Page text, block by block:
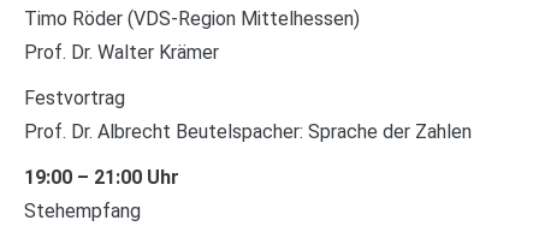
Timo Röder (VDS-Region Mittelhessen)
Prof. Dr. Walter Krämer
Festvortrag
Prof. Dr. Albrecht Beutelspacher: Sprache der Zahlen
19:00 – 21:00 Uhr
Stehempfang